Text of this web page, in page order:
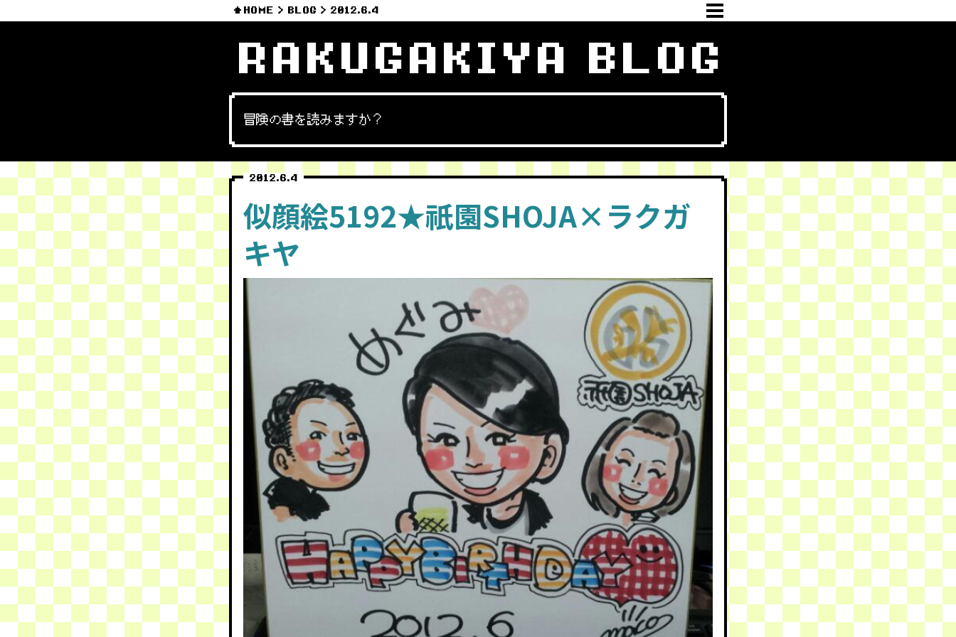
HOME BLOG 2012.6.4
RAKUGAKIYA BLOG
冒険の書を読みますか？
2012.6.4
似顔絵5192★祇園SHOJA×ラクガ
キヤ